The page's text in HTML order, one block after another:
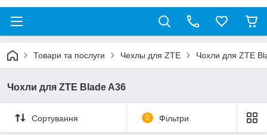
Товари та послуги Чехлы для ZTE Чохли для ZTE
Чохли для ZTE Blade A36
Сортування 0 Фільтри